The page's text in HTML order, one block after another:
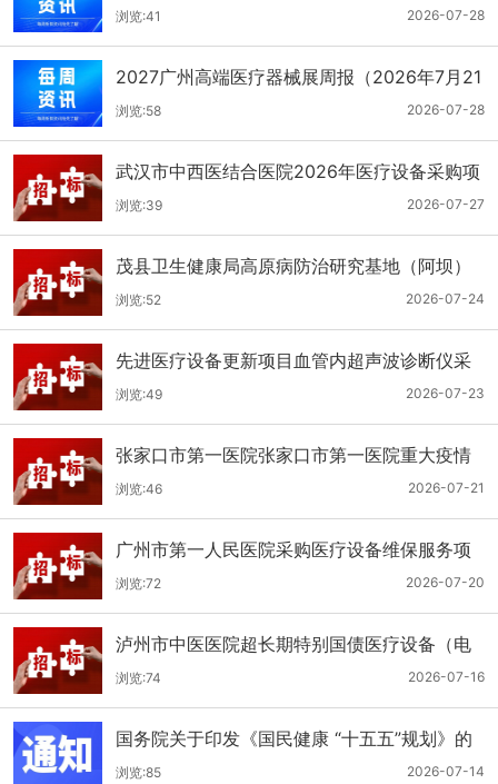
报（7.22-7.28）
2026-07-28
浏览:41
2027广州高端医疗器械展周报（2026年7月21
-27日）
2026-07-28
浏览:58
武汉市中西医结合医院2026年医疗设备采购项
目三十三公开招标公告
2026-07-27
浏览:39
茂县卫生健康局高原病防治研究基地（阿坝）
手术、急救及生命支持类医疗设备购置项目招
标公告
2026-07-24
浏览:52
先进医疗设备更新项目血管内超声波诊断仪采
购（三次）公开招标公告
2026-07-23
浏览:49
张家口市第一医院张家口市第一医院重大疫情
救治基地手术室及重症监护室医疗设备采购项
目更正公告
2026-07-21
浏览:46
广州市第一人民医院采购医疗设备维保服务项
目（2026年第1批）(二次)（项目编号：GZSY-
2026FW-06）采购更正公告
2026-07-20
浏览:72
泸州市中医医院超长期特别国债医疗设备（电
子胃肠镜系统）采购更正公告（第二次）2026-07-16
浏览:74
国务院关于印发《国民健康 “十五五”规划》的
通知
2026-07-14
浏览:85